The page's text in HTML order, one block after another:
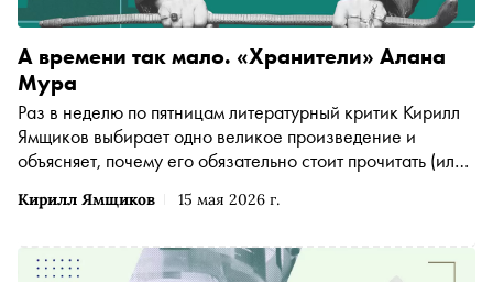
Кирилл Ямщиков 15 мая 2026 г.
А времени так мало. «Хранители» Алана
Мура
Раз в неделю по пятницам литературный критик Кирилл
Ямщиков выбирает одно великое произведение и
объясняет, почему его обязательно стоит прочитать (или
графический роман про супергероев, которые, вместо
конце света